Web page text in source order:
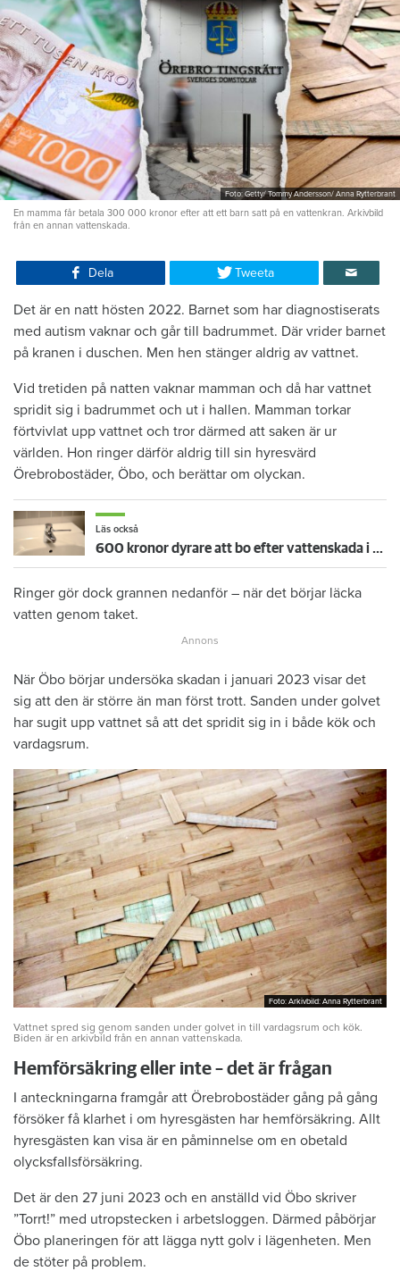
Foto: Getty/ Tommy Andersson/ Anna Rytterbrant
En mamma får betala 300 000 kronor efter att ett barn satt på en vattenkran. Arkivbild
från en annan vattenskada.
Dela Tweeta
Det är en natt hösten 2022. Barnet som har diagnostiserats
med autism vaknar och går till badrummet. Där vrider barnet
på kranen i duschen. Men hen stänger aldrig av vattnet.
Vid tretiden på natten vaknar mamman och då har vattnet
spridit sig i badrummet och ut i hallen. Mamman torkar
förtvivlat upp vattnet och tror därmed att saken är ur
världen. Hon ringer därför aldrig till sin hyresvärd
Örebrobostäder, Öbo, och berättar om olyckan.
Läs också
600 kronor dyrare att bo efter vattenskada i Varberg
Ringer gör dock grannen nedanför – när det börjar läcka
vatten genom taket.
När Öbo börjar undersöka skadan i januari 2023 visar det
sig att den är större än man först trott. Sanden under golvet
har sugit upp vattnet så att det spridit sig in i både kök och
vardagsrum.
Foto: Arkivbild: Anna Rytterbrant
Foto: Arkivbild: Anna Rytterbrant
Vattnet spred sig genom sanden under golvet in till vardagsrum och kök.
Biden är en arkivbild från en annan vattenskada.
Hemförsäkring eller inte – det är frågan
I anteckningarna framgår att Örebrobostäder gång på gång
försöker få klarhet i om hyresgästen har hemförsäkring. Allt
hyresgästen kan visa är en påminnelse om en obetald
olycksfallsförsäkring.
Det är den 27 juni 2023 och en anställd vid Öbo skriver
”Torrt!” med utropstecken i arbetsloggen. Därmed påbörjar
Öbo planeringen för att lägga nytt golv i lägenheten. Men
de stöter på problem.